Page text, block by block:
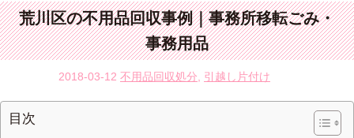
荒川区の不用品回収事例｜事務所移転ごみ・
事務用品
2018-03-12 不用品回収処分 引越し片付け
目次